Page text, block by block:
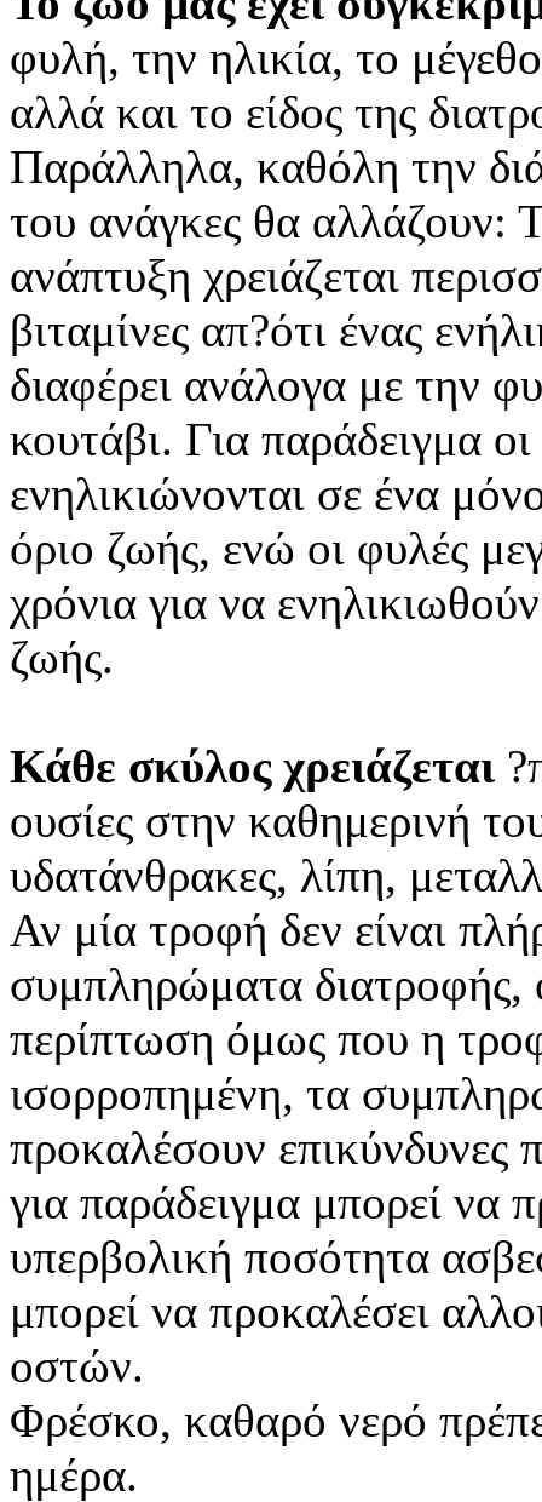
φυλή, την ηλικία, το
αλλά και το είδος της
Παράλληλα, καθόλη την
του ανάγκες θα αλλάζουν:
ανάπτυξη χρειάζεται
βιταμίνες απ?ότι ένας
διαφέρει ανάλογα με την
κουτάβι. Για παράδειγμα
ενηλικιώνονται σε ένα
όριο ζωής, ενώ οι φυλές
χρόνια για να
ζωής.
Κάθε σκύλος χρειάζεται
ουσίες στην καθημερινή
υδατάνθρακες, λίπη,
Αν μία τροφή δεν είναι
συμπληρώματα διατροφής,
περίπτωση όμως που η
ισορροπημένη, τα
προκαλέσουν επικύνδυνες
για παράδειγμα μπορεί να
υπερβολική ποσότητα
μπορεί να προκαλέσει
οστών.
Φρέσκο, καθαρό νερό
ημέρα.